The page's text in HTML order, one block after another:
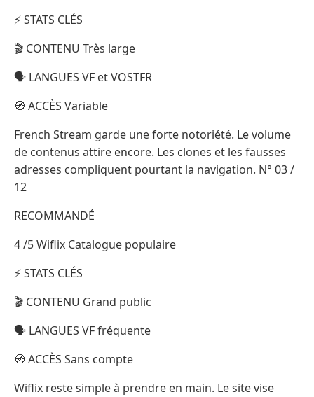
⚡ STATS CLÉS
🎬 CONTENU Très large
🗣️ LANGUES VF et VOSTFR
🧭 ACCÈS Variable
French Stream garde une forte notoriété. Le volume
de contenus attire encore. Les clones et les fausses
adresses compliquent pourtant la navigation. N° 03 /
12
RECOMMANDÉ
4 /5 Wiflix Catalogue populaire
⚡ STATS CLÉS
🎬 CONTENU Grand public
🗣️ LANGUES VF fréquente
🧭 ACCÈS Sans compte
Wiflix reste simple à prendre en main. Le site vise